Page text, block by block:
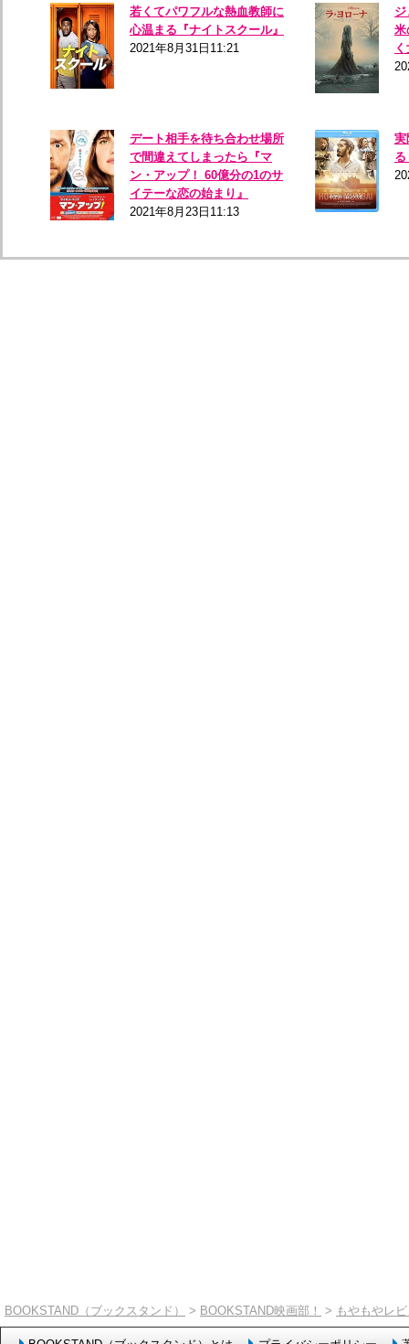
若くてパワフルな熱血教師に
心温まる『ナイトスクール』
2021年8月31日11:21
デート相手を待ち合わせ場所
で間違えてしまったら『マ
ン・アップ！ 60億分の1のサ
イテーな恋の始まり』
2021年8月23日11:13
実
BOOKSTAND（ブックスタンド） > BOOKSTAND映画部！ > もやもやレ